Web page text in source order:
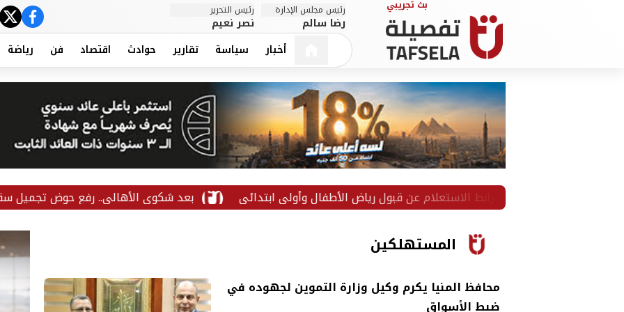
رئيس مجلس الإدارة
رضا سالم
رئيس التحرير
نصر نعيم
أخبار سياسة تقارير حوادث اقتصاد فن رياضة
بعد شكوى الأهالي.. رفع حوض تجميل سقط على
المستهلكين
محافظ المنيا يكرم وكيل وزارة التموين لجهوده في
ضبط الأسواق